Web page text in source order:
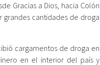
Gracias a Dios, hacia Colón
cantidades de droga
cargamentos de droga en
en el interior del país y